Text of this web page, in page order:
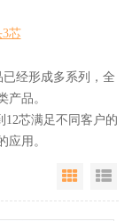
芯
经形成多系列，全
产品。
满足不同客户的
应用。
Grid